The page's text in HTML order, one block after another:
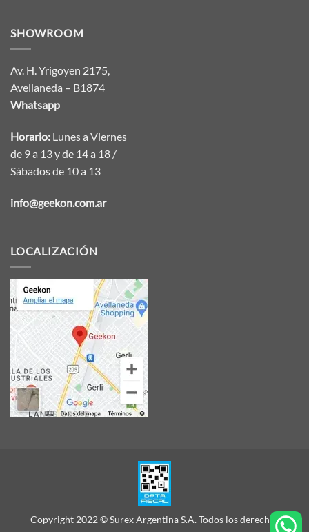
SHOWROOM
Av. H. Yrigoyen 2175,
Avellaneda – B1874
Whatsapp
Horario: Lunes a Viernes
de 9 a 13 y de 14 a 18 /
Sábados de 10 a 13
info@geekon.com.ar
LOCALIZACIÓN
Copyright 2022 © Surex Argentina S.A. Todos los derechos